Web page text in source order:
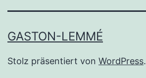
GASTON-LEMMÉ
Stolz präsentiert von WordPress.